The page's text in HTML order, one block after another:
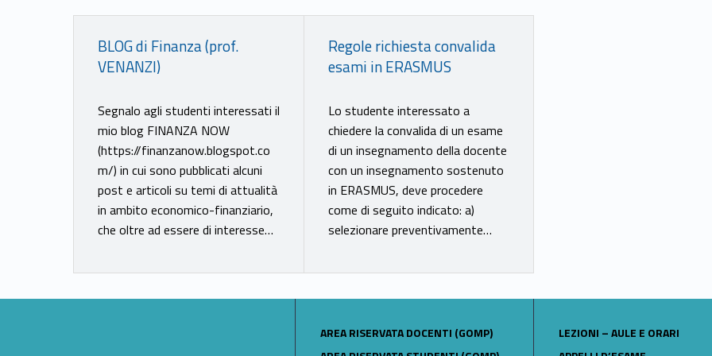
Link identifier #identifier__16939-17
BLOG di Finanza (prof.
VENANZI)
Segnalo agli studenti interessati il
mio blog FINANZA NOW
(https://finanzanow.blogspot.co
m/) in cui sono pubblicati alcuni
post e articoli su temi di attualità
in ambito economico-finanziario,
che oltre ad essere di interesse…
Link identifier #identifier__83040-18
Regole richiesta convalida
esami in ERASMUS
Lo studente interessato a
chiedere la convalida di un esame
di un insegnamento della docente
con un insegnamento sostenuto
in ERASMUS, deve procedere
come di seguito indicato: a)
selezionare preventivamente…
LINK IDENTIFIER #IDENTIFIER__199824-19
AREA RISERVATA DOCENTI (GOMP)
LINK IDENTIFIER #IDENTIFIER__32914-20
LINK IDENTIFIER #IDENTIFIER__129968-24
LEZIONI – AULE E ORARI
LINK IDENTIFIER #IDENTIFIER__79509-25